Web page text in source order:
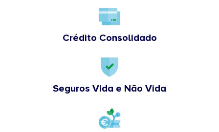
Crédito Consolidado
Seguros Vida e Não Vida